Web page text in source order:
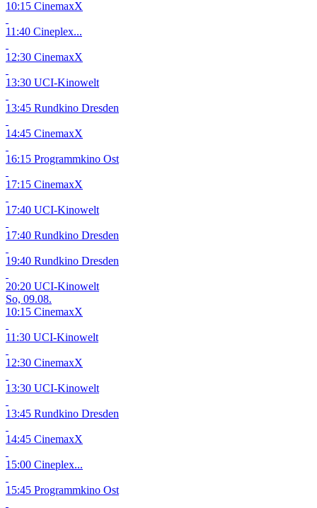
10:15 CinemaxX
11:40 Cineplex...
12:30 CinemaxX
13:30 UCI-Kinowelt
13:45 Rundkino Dresden
14:45 CinemaxX
16:15 Programmkino Ost
17:15 CinemaxX
17:40 UCI-Kinowelt
17:40 Rundkino Dresden
19:40 Rundkino Dresden
20:20 UCI-Kinowelt
So, 09.08.
10:15 CinemaxX
11:30 UCI-Kinowelt
12:30 CinemaxX
13:30 UCI-Kinowelt
13:45 Rundkino Dresden
14:45 CinemaxX
15:00 Cineplex...
15:45 Programmkino Ost